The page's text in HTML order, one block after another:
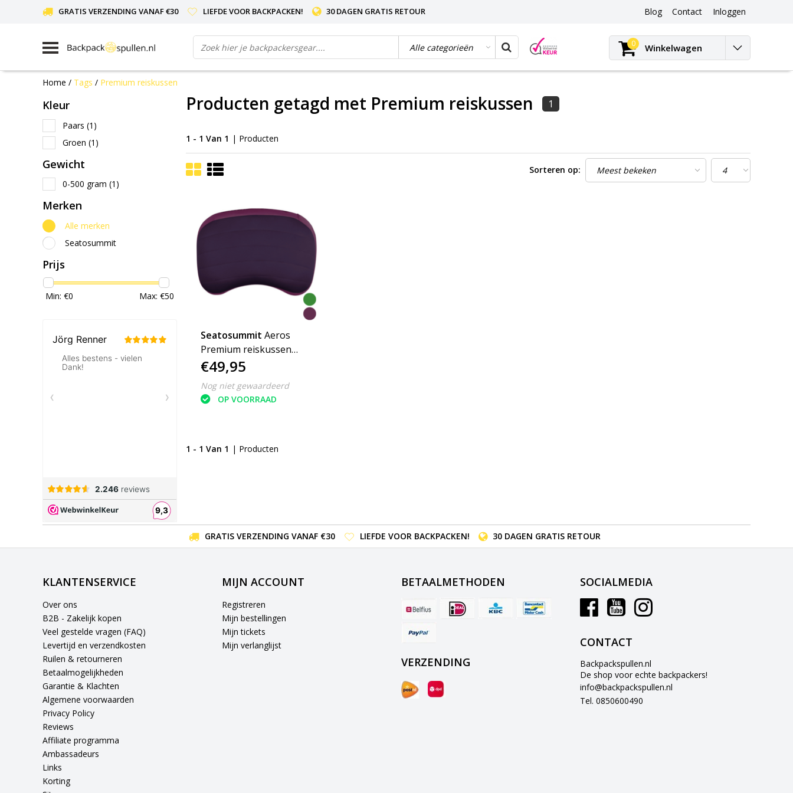
GRATIS VERZENDING VANAF €30 LIEFDE VOOR BACKPACKEN! 30 DAGEN GRATIS RETOUR Blog
Blog
Contact Inloggen
0 Winkelwagen
Home / Tags / Premium reiskussen
Kleur
Paars (1)
Groen (1)
Gewicht
0-500 gram (1)
Merken
Alle merken
Seatosummit
Prijs
Min: €0 Max: €50
Producten getagd met Premium reiskussen 1
1 - 1 Van 1 | Producten
Sorteren op:
Seatosummit Aeros
Premium reiskussen
opblaasbaar
€49,95
Nog niet gewaardeerd
OP VOORRAAD
1 - 1 Van 1 | Producten
GRATIS VERZENDING VANAF €30 LIEFDE VOOR BACKPACKEN! 30 DAGEN GRATIS RETOUR
KLANTENSERVICE
Over ons
B2B - Zakelijk kopen
Veel gestelde vragen (FAQ)
Levertijd en verzendkosten
Ruilen & retourneren
Betaalmogelijkheden
Garantie & Klachten
Algemene voorwaarden
Privacy Policy
Reviews
Affiliate programma
Ambassadeurs
Links
Korting
MIJN ACCOUNT
Registreren
Mijn bestellingen
Mijn tickets
Mijn verlanglijst
BETAALMETHODEN
VERZENDING
SOCIALMEDIA
CONTACT
Backpackspullen.nl
De shop voor echte backpackers!
info@backpackspullen.nl
Tel. 0850600490